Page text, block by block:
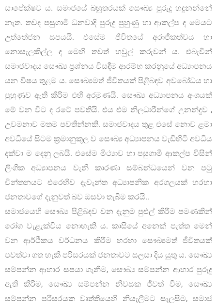
සාපේක්ෂව ය. සමාජයේ බහුතරයක් සෞඛ්‍ය පුරුදු හඳුනන්නේ
නැත. තවද පසුගාමි ධනවාදි පුරුදු පුහුණු හා ආකල්ප ද මෙයට
උත්තේජන සපයයි. එසේම ජීවිතයේ අරාජිකත්වය හා
නොසැලකිල්ල ද මෙහි තවත් හවුල් කරුවන් ය. එබැවින්
සමාජවාදය සෞඛ්‍ය ප්‍රශ්නය විසඳීම ආරම්භ කරනුයේ අධ්‍යාපනය
යන විෂය තුළම ය. සෞඛ්‍යමත් ජීවිතයක් පිළිබඳව අවබෝධය හා
පුහුණුව ඇති කිරිම එහි අරමුණයි. සෞඛ්‍ය අධ්‍යාපනය අංශයක්
මේ වන විට ද රටේ පවතියි. එය එම නිලධාරීන්ගේ උනන්දුව ,
උවමනාව මතම පවතින්නකි. සමාජවාදය තුළ එසේ නොව ළමා
අවධියේ සිටම ක්‍රමානුකූල ව සෞඛ්‍ය අධ්‍යාපනය වැඩිහිටි අවධිය
දක්වා ම දෙනු ලබයි. එසේම මිථ්‍යාව හා පසුගාමී ආකල්ප විසින්
ලිංගික අධ්‍යාපනය වැනි කාරණා සම්බන්ධයෙන් වන පටු
චින්තනයට එරෙහිව දැවැන්ත අධ්‍යාපනික අරගලයක් හරහා
ජනතාවගේ දැනුවත් බව ඔසවා තැබීම කරයි..
සමාජයෙහි සෞඛ්‍ය පිළිබඳව වන දැනුම පුළුල් කිරීම පමණකින්
රෝග වැළැක්විය නොහැකි ය. කාසියේ අනෙක් පැත්ත මෙන්
වන ආර්ථීකය වර්ධනය කිරීම හරහා සෞඛ්‍යමත් ජීවිතයක්
පවත්වා ගත හැකි පරිසරයක් ජනතාවට සලසා දිය යුතු ය. සෞඛ්‍ය
සම්පන්න ආහාර සපයා ගැනීම, සෞඛ්‍ය සම්පන්න ආහාර පුරුදු
ඇති කිරීම, සෞඛ්‍ය සම්පන්න නිවසක ජීවත් වීම, සෞඛ්‍ය
සම්පන්න පරිසරයක වෘත්තියෙහි නියැලීමට සැලසීම, සමාජ